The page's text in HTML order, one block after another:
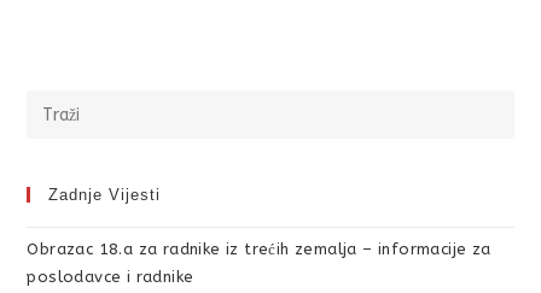
Zadnje Vijesti
Obrazac 18.a za radnike iz trećih zemalja – informacije za
poslodavce i radnike